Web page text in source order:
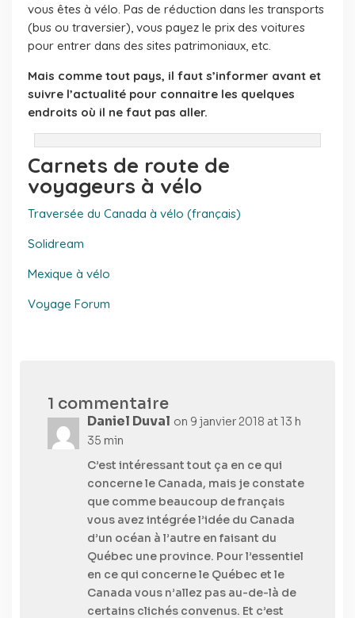
vous êtes à vélo. Pas de réduction dans les transports
(bus ou traversier), vous payez le prix des voitures
pour entrer dans des sites patrimoniaux, etc.
Mais comme tout pays, il faut s’informer avant et
suivre l’actualité pour connaitre les quelques
endroits où il ne faut pas aller.
Carnets de route de
voyageurs à vélo
Traversée du Canada à vélo (français)
Solidream
Mexique à vélo
Voyage Forum
1 commentaire
Daniel Duval on 9 janvier 2018 at 13 h
35 min
C’est intéressant tout ça en ce qui
concerne le Canada, mais je constate
que comme beaucoup de français
vous avez intégrée l’idée du Canada
d’un océan à l’autre en faisant du
Québec une province. Pour l’essentiel
en ce qui concerne le Québec et le
Canada vous n’allez pas au-de-là de
certains clichés convenus. Et c’est